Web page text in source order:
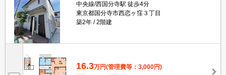
中央線/西国分寺駅 徒歩4分
東京都国分寺市西恋ヶ窪３丁目
築2年
2階建
16.3万円(管理費等：3,000円)